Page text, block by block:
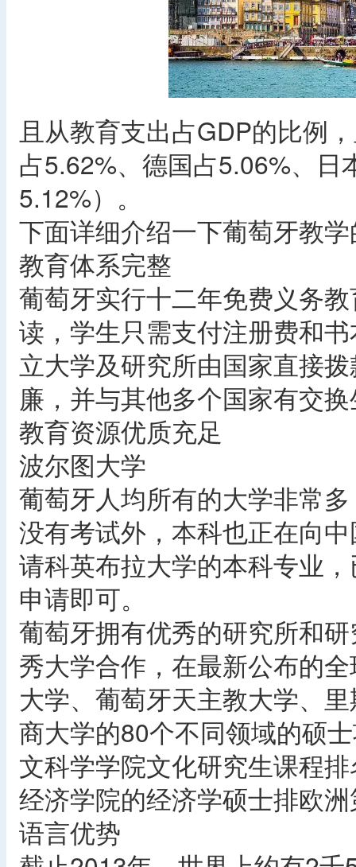
且从教育支出占GDP的比例
占5.62%、德国占5.06%、日
5.12%）。
下面详细介绍一下葡萄牙教
教育体系完整
葡萄牙实行十二年免费义务
读，学生只需支付注册费和
立大学及研究所由国家直接
廉，并与其他多个国家有交
教育资源优质充足
波尔图大学
葡萄牙人均所有的大学非常
没有考试外，本科也正在向
请科英布拉大学的本科专业
申请即可。
葡萄牙拥有优秀的研究所和
秀大学合作，在最新公布的
大学、葡萄牙天主教大学、
商大学的80个不同领域的硕
文科学学院文化研究生课程
经济学院的经济学硕士排欧
语言优势